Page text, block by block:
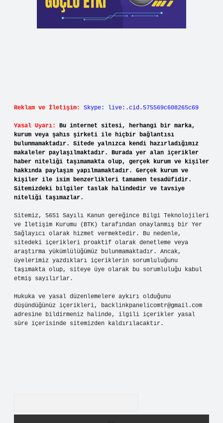
Reklam ve İletişim: Skype: live:.cid.575569c608265c69
Yasal Uyarı:
Bu internet sitesi, herhangi bir marka,
kurum veya şahıs şirketi ile hiçbir bağlantısı
bulunmamaktadır. Sitede yalnızca kendi hazırladığımız
makaleler paylaşılmaktadır. Burada yer alan içerikler
haber niteliği taşımamakta olup, gerçek kurum ve kişiler
hakkında paylaşım yapılmamaktadır. Gerçek kurum ve
kişiler ile isim benzerlikleri tamamen tesadüfidir.
Sitemizdeki bilgiler taslak halindedir ve tavsiye
niteliği taşımazlar.
Sitemiz, 5651 Sayılı Kanun gereğince Bilgi Teknolojileri
ve İletişim Kurumu (BTK) tarafından onaylanmış bir Yer
Sağlayıcı olarak hizmet vermektedir. Bu nedenle,
sitedeki içerikleri proaktif olarak denetleme veya
araştırma yükümlülüğümüz bulunmamaktadır. Ancak,
üyelerimiz yazdıkları içeriklerin sorumluluğunu
taşımakta olup, siteye üye olarak bu sorumluluğu kabul
etmiş sayılırlar.
Hukuka ve yasal düzenlemelere aykırı olduğunu
düşündüğünüz içerikleri, backlinkpanelicomtr@gmail.com
adresine bildirmeniz halinde, ilgili içerikler yasal
süre içerisinde sitemizden kaldırılacaktır.